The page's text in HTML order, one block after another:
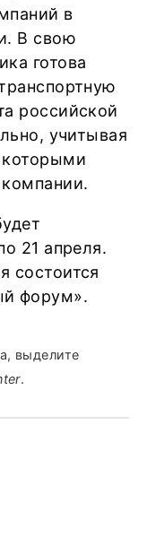
в
В свою
готова
российской
учитывая
компании.
21 апреля.
состоится
форум».
выделите
.